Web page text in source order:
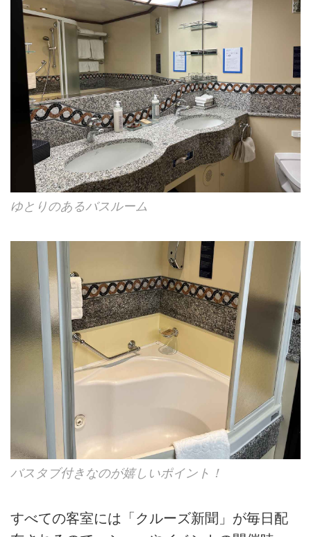
ゆとりのあるバスルーム
バスタブ付きなのが嬉しいポイント！
すべての客室には「クルーズ新聞」が毎日配